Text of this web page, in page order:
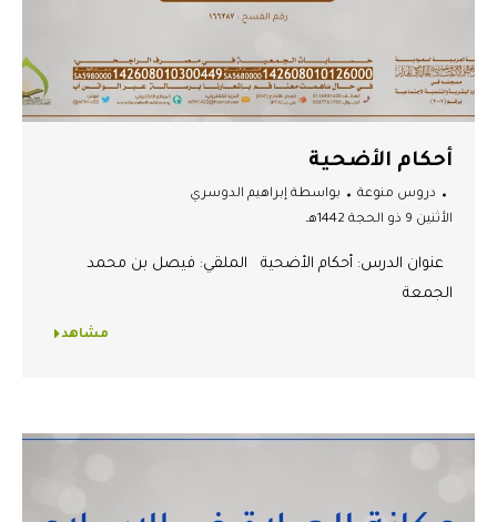
أحكام الأضحية
دروس منوعة بواسطة إبراهيم الدوسري
الأثنين 9 ذو الحجة 1442هـ
عنوان الدرس: أحكام الأضحية الملقي: فيصل بن محمد
الجمعة
مشاهد